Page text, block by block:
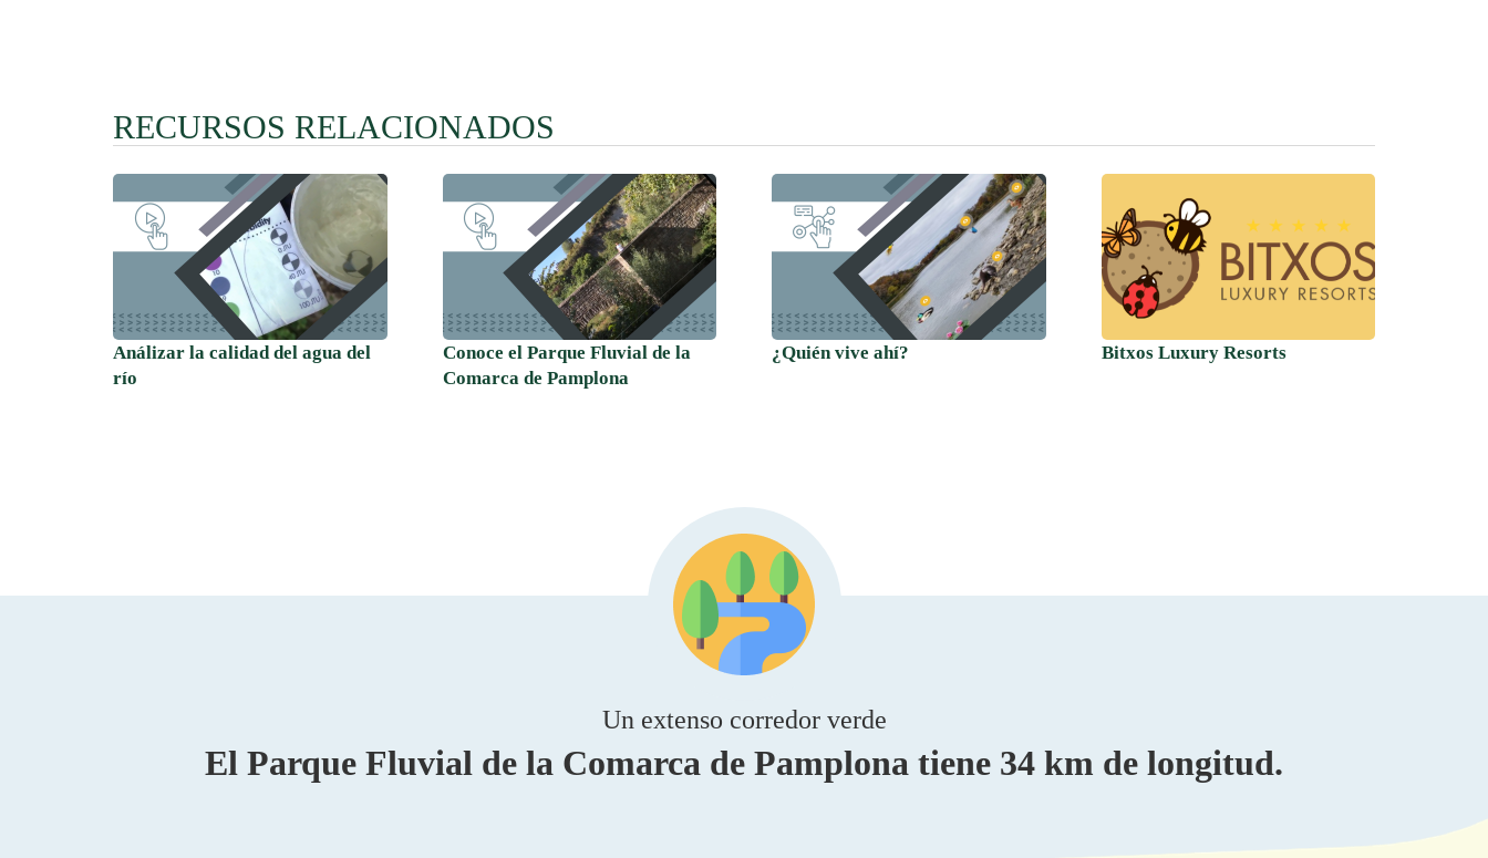
RECURSOS RELACIONADOS
Análizar la calidad del agua del
río
Conoce el Parque Fluvial de la
Comarca de Pamplona
¿Quién vive ahí? Bitxos Luxury Resorts
Un extenso corredor verde
El Parque Fluvial de la Comarca de Pamplona tiene 34 km de longitud.